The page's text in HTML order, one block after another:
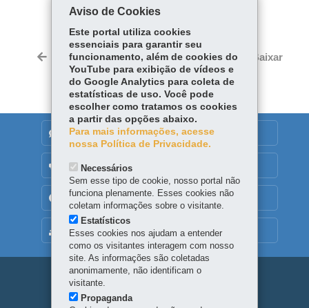
Twitter
Voltar Início Imprimir Baixar
MAPA DO SITE
DENUNCIE CORRUPÇÃO
OUVIDORIA
TRANSPARÊNCIA INSTITUCIONAL
Navegação
Aviso de Cookies
Este portal utiliza cookies
essenciais para garantir seu
funcionamento, além de cookies do
YouTube para exibição de vídeos e
do Google Analytics para coleta de
estatísticas de uso. Você pode
escolher como tratamos os cookies
a partir das opções abaixo.
Para mais informações, acesse
nossa Política de Privacidade.
Necessários
Sem esse tipo de cookie, nosso portal não
funciona plenamente. Esses cookies não
coletam informações sobre o visitante.
Estatísticos
Esses cookies nos ajudam a entender
como os visitantes interagem com nosso
site. As informações são coletadas
anonimamente, não identificam o
visitante.
Propaganda